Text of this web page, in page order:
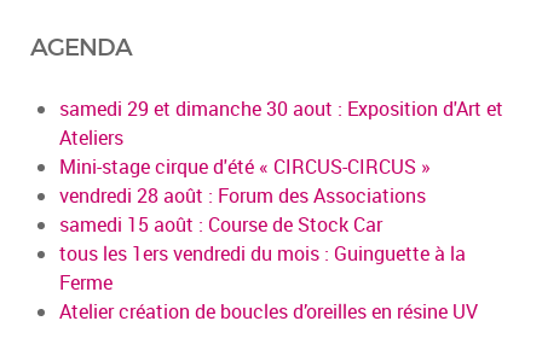
AGENDA
samedi 29 et dimanche 30 aout : Exposition d'Art et
Ateliers
Mini-stage cirque d'été « CIRCUS-CIRCUS »
vendredi 28 août : Forum des Associations
samedi 15 août : Course de Stock Car
tous les 1ers vendredi du mois : Guinguette à la
Ferme
Atelier création de boucles d’oreilles en résine UV